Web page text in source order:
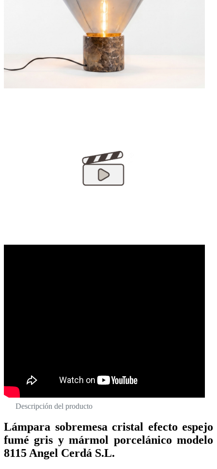
Descripción del producto
Lámpara sobremesa cristal efecto espejo
fumé gris y mármol porcelánico modelo
8115 Angel Cerdá S.L.